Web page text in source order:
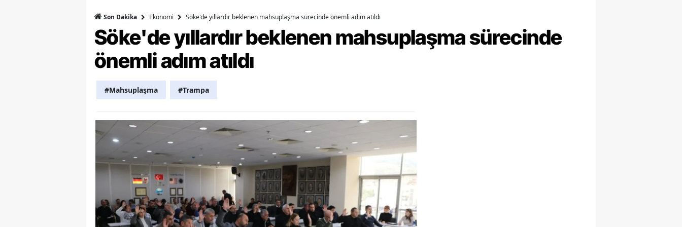
Yalova
Karabük
Kilis
Son Dakika Ekonomi Söke'de yıllardır beklenen mahsuplaşma sürecinde önemli adım atıldı
Söke'de yıllardır beklenen mahsuplaşma sürecinde
önemli adım atıldı
#Mahsuplaşma #Trampa